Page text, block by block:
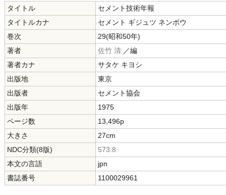
タイトル
セメント技術年報
タイトルカナ
セメント ギジュツ ネンポウ
巻次
29(昭和50年)
著者
佐竹 清 ／編
著者カナ
サタケ キヨシ
出版地
東京
出版者
セメント協会
出版年
1975
ページ数
13,496p
大きさ
27cm
NDC分類(8版)
573.8
本文の言語
jpn
書誌番号
1100029961